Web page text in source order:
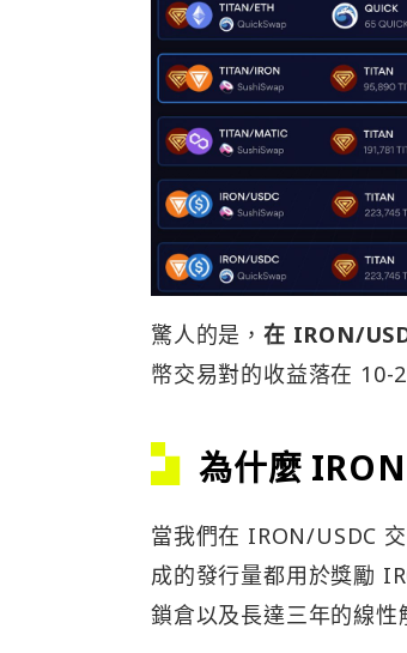
驚人的是， 在 IRON/
幣交易對的收益落在 10-
為什麼
當我們在 IRON/USDC
成的發行量都用於獎勵
鎖倉以及長達三年的線性